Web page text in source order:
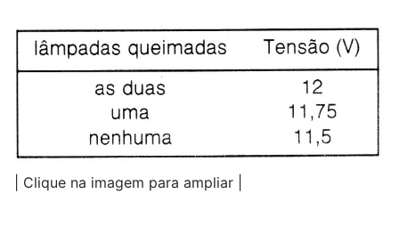
| Clique na imagem para ampliar |